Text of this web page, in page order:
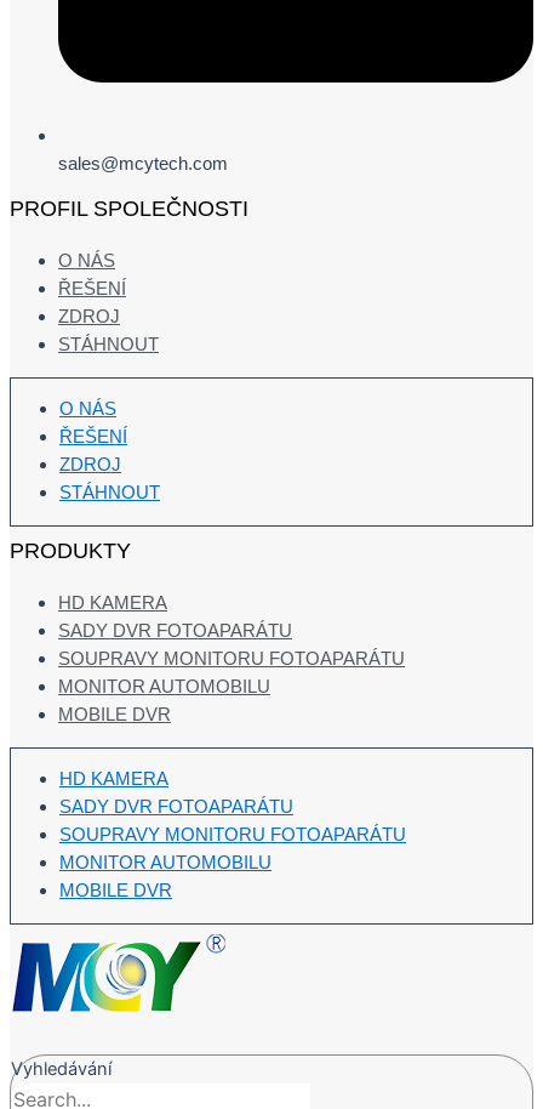
sales@mcytech.com
PROFIL SPOLEČNOSTI
O NÁS
ŘEŠENÍ
ZDROJ
STÁHNOUT
O NÁS
ŘEŠENÍ
ZDROJ
STÁHNOUT
PRODUKTY
HD KAMERA
SADY DVR FOTOAPARÁTU
SOUPRAVY MONITORU FOTOAPARÁTU
MONITOR AUTOMOBILU
MOBILE DVR
HD KAMERA
SADY DVR FOTOAPARÁTU
SOUPRAVY MONITORU FOTOAPARÁTU
MONITOR AUTOMOBILU
MOBILE DVR
Vyhledávání